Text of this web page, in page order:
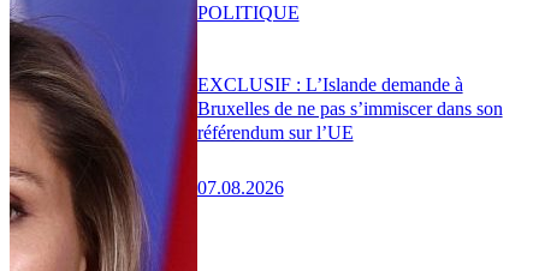
EXCLUSIF : L’Islande demande à
Bruxelles de ne pas s’immiscer dans son
référendum sur l’UE
07.08.2026
POLITIQUE